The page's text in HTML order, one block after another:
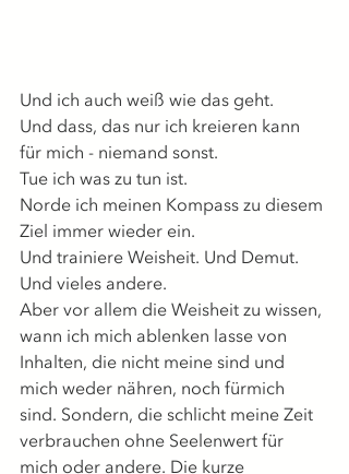
Und ich auch weiß wie das geht.
Und dass, das nur ich kreieren kann
für mich - niemand sonst.
Tue ich was zu tun ist.
Norde ich meinen Kompass zu diesem
Ziel immer wieder ein.
Und trainiere Weisheit. Und Demut.
Und vieles andere.
Aber vor allem die Weisheit zu wissen,
wann ich mich ablenken lasse von
Inhalten, die nicht meine sind und
mich weder nähren, noch fürmich
sind. Sondern, die schlicht meine Zeit
verbrauchen ohne Seelenwert für
mich oder andere. Die kurze